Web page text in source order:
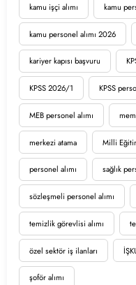
kamu işçi alımı kamu
kamu personel alımı 2026
kariyer kapısı başvuru
KPSS 2026/1 KPSS
MEB personel alımı
merkezi atama Milli
personel alımı sağlık
sözleşmeli personel alımı
temizlik görevlisi alımı
özel sektör iş ilanları
şoför alımı